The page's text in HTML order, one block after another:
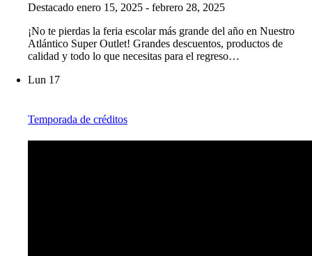
Destacado enero 15, 2025 - febrero 28, 2025
¡No te pierdas la feria escolar más grande del año en Nuestro
Atlántico Super Outlet! Grandes descuentos, productos de
calidad y todo lo que necesitas para el regreso…
Lun 17
Temporada de créditos